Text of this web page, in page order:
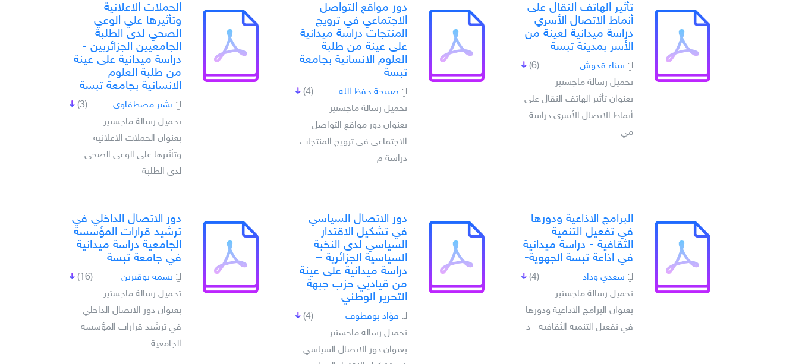
تأثير الهاتف النقال على
أنماط الاتصال الأسري
دراسة ميدانية لعينة من
الأسر بمدينة تبسة
(6) لـِ: سناء قدوش
تحميل رسالة ماجستير
بعنوان تأثير الهاتف النقال على
أنماط الاتصال الأسري دراسة
مي
دور مواقع التواصل
الاجتماعي في ترويج
المنتجات دراسة ميدانية
على عينة من طلبة
العلوم الانسانية بجامعة
تبسة
(4) لـِ: صبيحة حفظ الله
تحميل رسالة ماجستير
بعنوان دور مواقع التواصل
الاجتماعي في ترويج المنتجات
دراسة م
الحملات الاعلانية
وتأثيرها علي الوعي
الصحي لدى الطلبة
الجامعيين الجزائريين -
دراسة ميدانية على عينة
من طلبة العلوم
الانسانية بجامعة تبسة
(3) لـِ: بشير مصطفاوي
تحميل رسالة ماجستير
بعنوان الحملات الاعلانية
وتأثيرها علي الوعي الصحي
لدى الطلبة
البرامج الاذاعية ودورها
في تفعيل التنمية
الثقافية - دراسة ميدانية
في اذاعة تبسة الجهوية-
(4) لـِ: سعدي وداد
تحميل رسالة ماجستير
بعنوان البرامج الاذاعية ودورها
في تفعيل التنمية الثقافية - د
دور الاتصال السياسي
في تشكيل الاقتدار
السياسي لدى النخبة
السياسية الجزائرية –
دراسة ميدانية على عينة
من قياديي حزب جبهة
التحرير الوطني
(4) لـِ: فؤاد بوقطوف
تحميل رسالة ماجستير
بعنوان دور الاتصال السياسي
دور الاتصال الداخلي في
ترشيد قرارات المؤسسة
الجامعية دراسة ميدانية
في جامعة تبسة
(16) لـِ: بسمة بوقبرين
تحميل رسالة ماجستير
بعنوان دور الاتصال الداخلي
في ترشيد قرارات المؤسسة
الجامعية